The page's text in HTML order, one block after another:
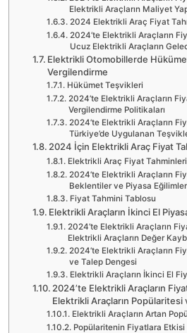
Elektrikli Araçların Maliyet
2024 Elektrikli Araç Fiyat
2024’te Elektrikli Araçların
Ucuz Elektrikli Araçların
Elektrikli Otomobillerde
Vergilendirme
Hükümet Teşvikleri
2024’te Elektrikli Araçların
Vergilendirme Politikaları
2024’te Elektrikli Araçların
Türkiye’de Uygulanan
2024 İçin Elektrikli Araç Fiyat
Elektrikli Araç Fiyat Tahminleri
2024’te Elektrikli Araçların
Beklentiler ve Piyasa
Fiyat Tahmini Tablosu
Elektrikli Araçların İkinci El
2024’te Elektrikli Araçların
Elektrikli Araçların Değer
2024’te Elektrikli Araçların
ve Talep Dengesi
Elektrikli Araçların İkinci El
2024’te Elektrikli Araçların
Elektrikli Araçların Popülaritesi
Elektrikli Araçların Artan
Popülaritenin Fiyatlara Etkisi